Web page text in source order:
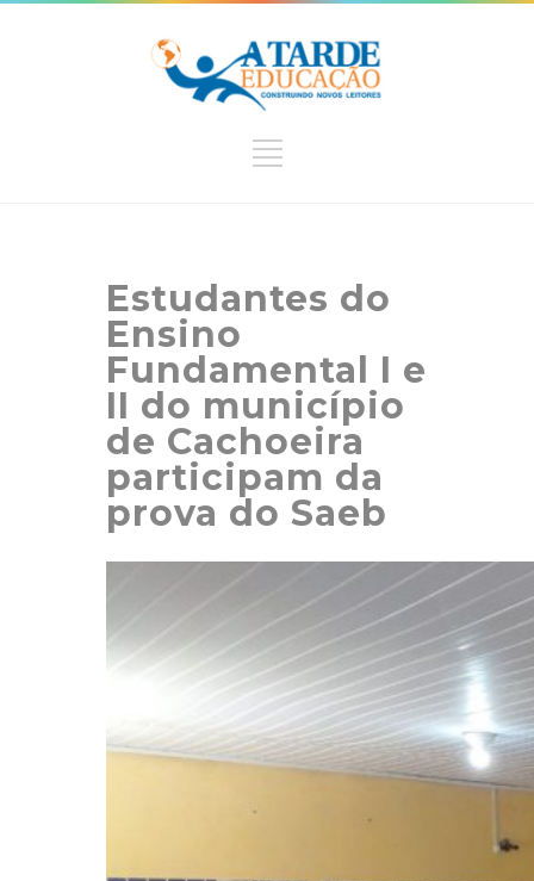
Estudantes do
Ensino
Fundamental I e
II do município
de Cachoeira
participam da
prova do Saeb